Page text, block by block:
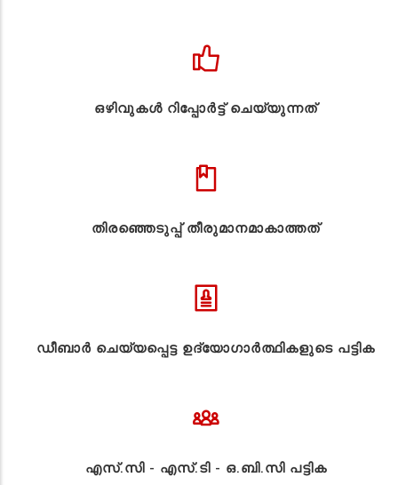
ഒഴിവുകൾ റിപ്പോർട്ട് ചെയ്യുന്നത്
തിരഞ്ഞെടുപ്പ് തീരുമാനമാകാത്തത്
ഡീബാർ ചെയ്യപ്പെട്ട ഉദ്യോഗാർത്ഥികളുടെ പട്ടിക
എസ്.സി - എസ്.ടി - ഒ.ബി.സി പട്ടിക